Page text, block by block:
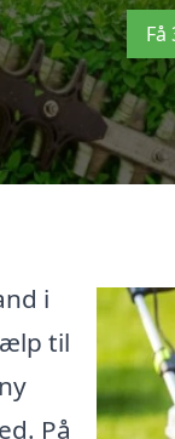
i
til
På